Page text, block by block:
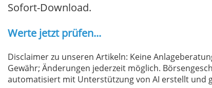
Sofort-Download.
Werte jetzt prüfen...
Disclaimer zu unseren Artikeln: Keine
Gewähr; Änderungen jederzeit möglich.
automatisiert mit Unterstützung von AI erstellt und